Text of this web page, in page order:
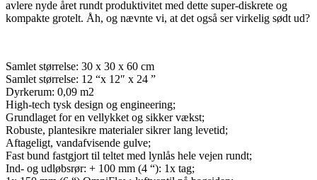
avlere nyde året rundt produktivitet med dette super-diskrete og
kompakte grotelt. Åh, og nævnte vi, at det også ser virkelig sødt ud?
Samlet størrelse: 30 x 30 x 60 cm
Samlet størrelse: 12 “x 12″ x 24 ”
Dyrkerum: 0,09 m2
High-tech tysk design og engineering;
Grundlaget for en vellykket og sikker vækst;
Robuste, plantesikre materialer sikrer lang levetid;
Aftageligt, vandafvisende gulve;
Fast bund fastgjort til teltet med lynlås hele vejen rundt;
Ind- og udløbsrør: + 100 mm (4 “): 1x tag;